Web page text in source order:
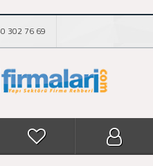
302 76 69